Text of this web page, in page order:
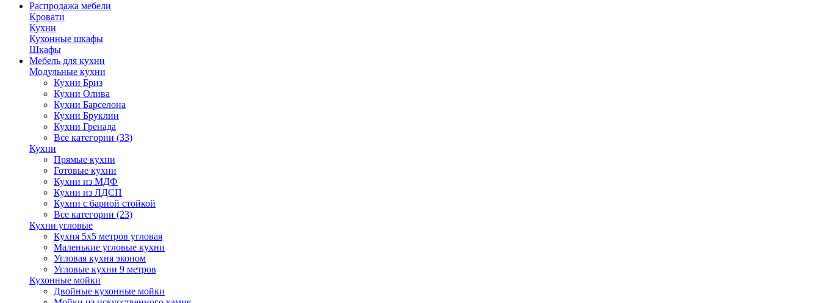
Распродажа мебели
Кровати
Кухни
Кухонные шкафы
Шкафы
Мебель для кухни
Модульные кухни
Кухни Бриз
Кухни Олива
Кухни Барселона
Кухни Бруклин
Кухни Гренада
Все категории (33)
Кухни
Прямые кухни
Готовые кухни
Кухни из МДФ
Кухни из ЛДСП
Кухни с барной стойкой
Все категории (23)
Кухни угловые
Кухня 5х5 метров угловая
Маленькие угловые кухни
Угловая кухня эконом
Угловые кухни 9 метров
Кухонные мойки
Двойные кухонные мойки